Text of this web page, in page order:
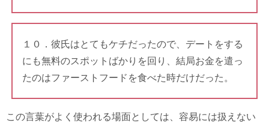
１０．彼氏はとてもケチだったので、デートをする
にも無料のスポットばかりを回り、結局お金を遣っ
たのはファーストフードを食べた時だけだった。
この言葉がよく使われる場面としては、容易には扱えない